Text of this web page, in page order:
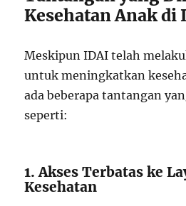
Kesehatan Anak di
Meskipun IDAI telah
untuk meningkatkan
ada beberapa tantangan
seperti:
1. Akses Terbatas ke
Kesehatan